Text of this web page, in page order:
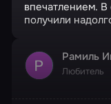
впечатлением.
получили
Рамиль
Любитель